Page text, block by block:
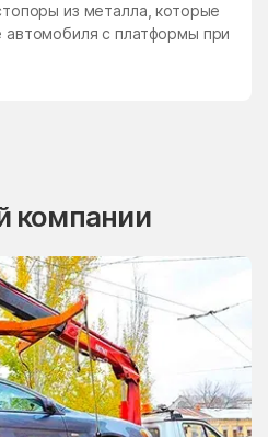
из металла, которые
с платформы при
компании